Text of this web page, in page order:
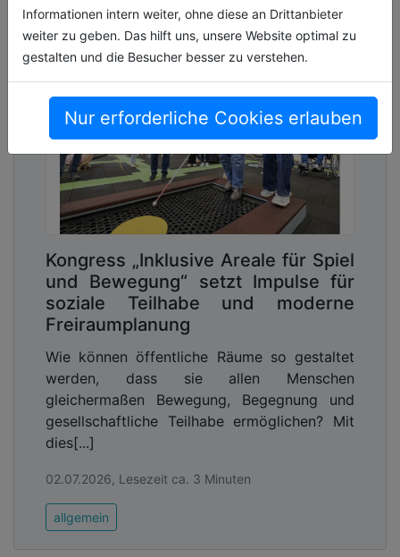
Informationen intern weiter, ohne diese an Drittanbieter
weiter zu geben. Das hilft uns, unsere Website optimal zu
gestalten und die Besucher besser zu verstehen.
Nur erforderliche Cookies erlauben
Kongress „Inklusive Areale für Spiel
und Bewegung“ setzt Impulse für
soziale Teilhabe und moderne
Freiraumplanung
Wie können öffentliche Räume so gestaltet
werden, dass sie allen Menschen
gleichermaßen Bewegung, Begegnung und
gesellschaftliche Teilhabe ermöglichen? Mit
dies[...]
02.07.2026, Lesezeit ca. 3 Minuten
allgemein